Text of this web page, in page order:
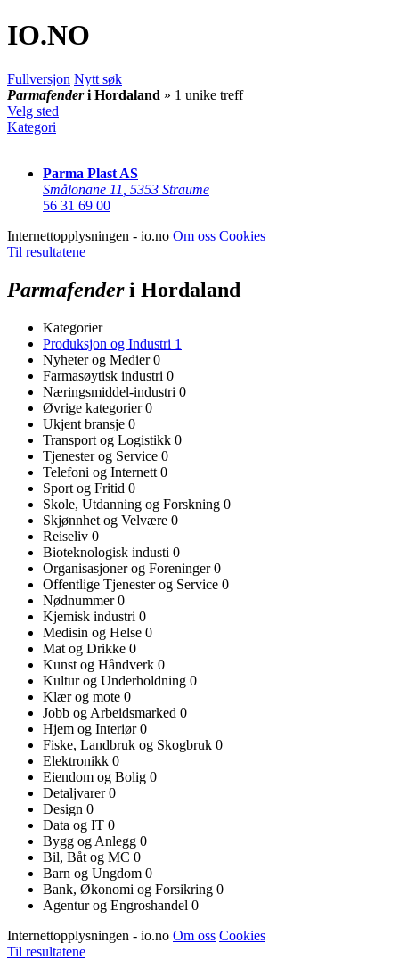
IO.NO
Fullversjon Nytt søk
Parmafenderi Hordaland » 1 unike treff
Velg sted
Kategori
Parma Plast AS
Smålonane 11 5353 Straume
56 31 69 00
Internettopplysningen - io.no Om oss Cookies
Til resultatene
Parmafenderi Hordaland
Kategorier
Produksjon og Industri 1
Nyheter og Medier0
Farmasøytisk industri 0
Næringsmiddel-industri 0
Øvrige kategorier0
Ukjent bransje 0
Transport og Logistikk 0
Tjenester og Service 0
Telefoni og Internett 0
Sport og Fritid 0
Skole, Utdanning og Forskning 0
Skjønnhet og Velvære 0
Reiseliv 0
Bioteknologisk industi 0
Organisasjoner og Foreninger0
Offentlige Tjenester og Service 0
Nødnummer0
Kjemisk industri 0
Medisin og Helse 0
Mat og Drikke 0
Kunst og Håndverk 0
Kultur og Underholdning 0
Klær og mote 0
Jobb og Arbeidsmarked 0
Hjem og Interiør0
Fiske, Landbruk og Skogbruk 0
Elektronikk 0
Eiendom og Bolig 0
Detaljvarer0
Design 0
Data og IT 0
Bygg og Anlegg 0
Bil, Båt og MC 0
Barn og Ungdom 0
Bank, Økonomi og Forsikring 0
Agentur og Engroshandel 0
Internettopplysningen - io.no Om oss Cookies
Til resultatene